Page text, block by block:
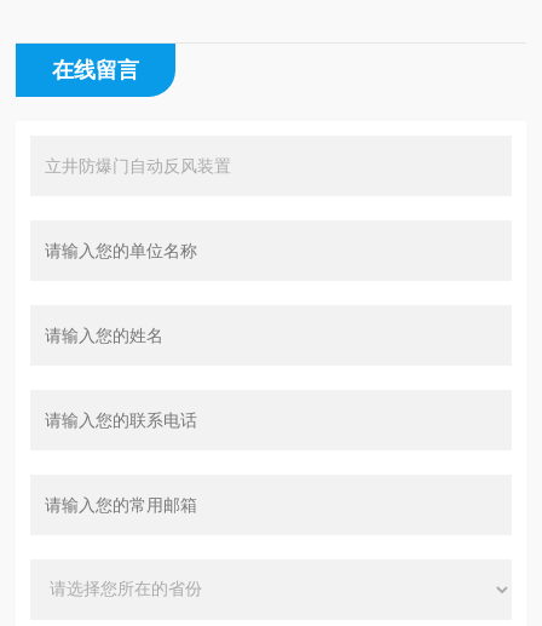
在线留言